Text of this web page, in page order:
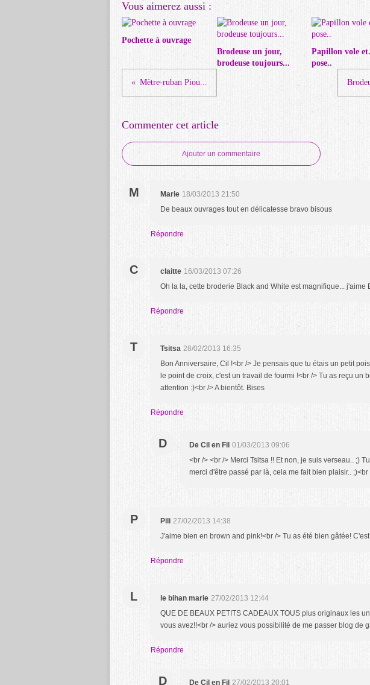
Vous aimerez aussi :
Pochette à ouvrage
Brodeuse un jour,
brodeuse toujours...
Papillon vole
pose..
Mètre-ruban Piou...
Commenter cet article
Ajouter un commentaire
M Marie 18/03/2013 21:50
De beaux ouvrages tout en délicatesse bravo bisous
Répondre
C claitte 16/03/2013 07:26
Oh la la, cette broderie Black and White est magnifique... j'aime
Répondre
T Tsitsa 28/02/2013 16:35
Bon Anniversaire, Cil !<br /> Je pensais que tu étais un petit
le point de croix, c'est un travail de fourmi !<br /> Tu as reçu un
attention :)<br /> A bientôt. Bises
Répondre
D De Cil en Fil 01/03/2013 09:06
<br /> <br /> Merci Tsitsa !! Et non, je suis verseau.. ;)
merci d'être passé par là, cela me fait bien plaisir.. ;)<br
P Pili 27/02/2013 14:38
J'aime bien en brown and pink!<br /> Tu as été bien gâtée!
Répondre
L le bihan marie 27/02/2013 12:44
QUE DE BEAUX PETITS CADEAUX TOUS plus originaux les
vous avez!!<br /> auriez vous possibilité de me passer blog de
Répondre
D De Cil en Fil 27/02/2013 20:01